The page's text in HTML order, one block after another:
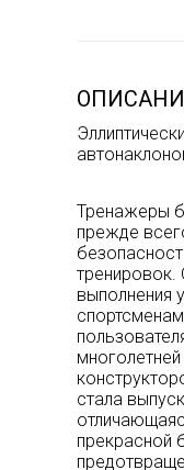
Тренажеры
прежде
тренировок.
выполнения
стала
прекрасной